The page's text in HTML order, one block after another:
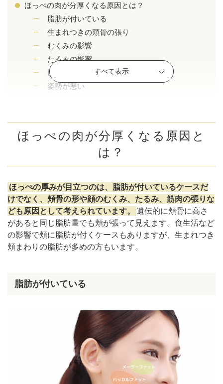
ほっぺの肉が分厚くなる原因とは？
脂肪が付いている
生まれつきの頬骨の張り
むくみの影響
たるみの影響
筋肉の張り
姿勢が悪い
姿勢を意識して過ごす
むくみ対策
ほっぺのお肉対策のマッサージとトレーニング
舌回し体操
舌出し体操
あいうえおストレッチ
耳さすり
美容クリニックでほっぺの肉を落とす治療法
脂肪吸引注射
脂肪吸引注射の施術例（両頬＋フェイスライン
医療ハイフ（ウルトラフォーマーMPT）の施術
脂肪溶解注射（カベリン）
脂肪溶解注射（ファットエックスコア）
脂肪溶解注射（チンセラプラス）
バッカルファット除去術
バッカルファット除去術（頬脂肪除去術）+糸
リフトの施術例
すべて表示
ほっぺの肉が分厚くなる原因と
は？
ほっぺの厚みが目立つのは、脂肪が付いているケースだ
けでなく、頬骨の形や顔のむくみ、たるみ、筋肉の張りな
ども原因として考えられています。
遺伝的に頬骨に高さ
があると同じ脂肪量でも頬が張って見えます。食生活など
の影響で頬に脂肪が付くケースもありますが、生まれつき
頬まわりの脂肪が多めの方もいます。
脂肪が付いている